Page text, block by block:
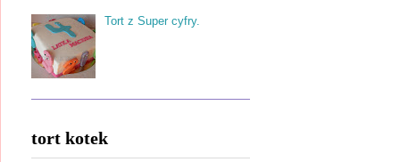
Tort z Super cyfry.
tort kotek